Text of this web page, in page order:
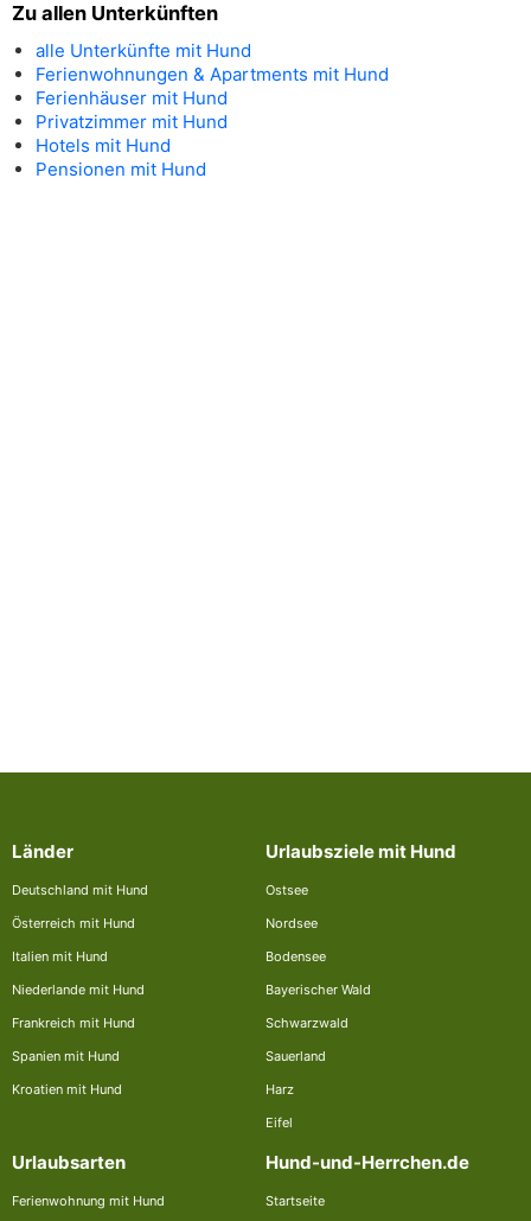
Zu allen Unterkünften
alle Unterkünfte mit Hund
Ferienwohnungen & Apartments mit Hund
Ferienhäuser mit Hund
Privatzimmer mit Hund
Hotels mit Hund
Pensionen mit Hund
Länder
Deutschland mit Hund
Österreich mit Hund
Italien mit Hund
Niederlande mit Hund
Frankreich mit Hund
Spanien mit Hund
Kroatien mit Hund
Urlaubsziele mit Hund
Ostsee
Nordsee
Bodensee
Bayerischer Wald
Schwarzwald
Sauerland
Harz
Eifel
Urlaubsarten
Ferienwohnung mit Hund
Hund-und-Herrchen.de
Startseite